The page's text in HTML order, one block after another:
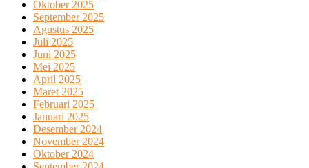
Oktober 2025
September 2025
Agustus 2025
Juli 2025
Juni 2025
Mei 2025
April 2025
Maret 2025
Februari 2025
Januari 2025
Desember 2024
November 2024
Oktober 2024